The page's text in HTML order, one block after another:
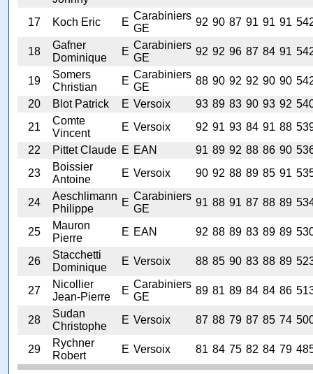
17 Koch Eric E
Carabiniers
GE
92 90 87 91 91 91
18
Gafner
Dominique
E
Carabiniers
GE
92 92 96 87 84 91
19
Somers
Christian
E
Carabiniers
GE
88 90 92 92 90 90
20
Blot Patrick E Versoix 93 89 83 90 93 92
21
Comte
Vincent
E Versoix 92 91 93 84 91 88
22
Pittet Claude E EAN 91 89 92 88 86 90
23
Boissier
Antoine
E Versoix 90 92 88 89 85 91
24
Aeschlimann
Philippe
E
Carabiniers
GE
91 88 91 87 88 89
25
Mauron
Pierre
E EAN 92 88 89 83 89 89
26
Stacchetti
Dominique
E Versoix 88 85 90 83 88 89
27
Nicollier
Jean-Pierre
E
Carabiniers
GE
89 81 89 84 84 86
28
Sudan
Christophe
E Versoix 87 88 79 87 85 74
29
Rychner
Robert
E Versoix 81 84 75 82 84 79